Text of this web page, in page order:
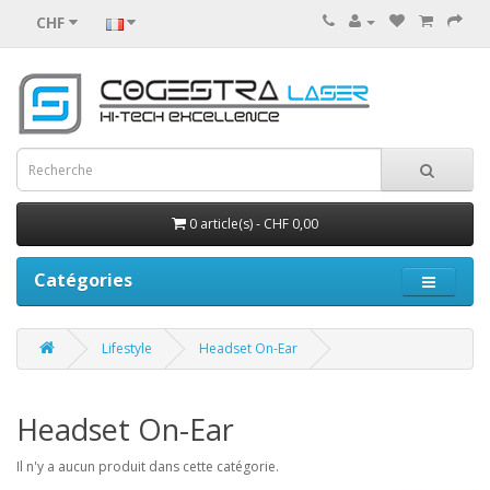
CHF
0 article(s) - CHF 0,00
Catégories
Lifestyle Headset On-Ear
Headset On-Ear
Il n'y a aucun produit dans cette catégorie.